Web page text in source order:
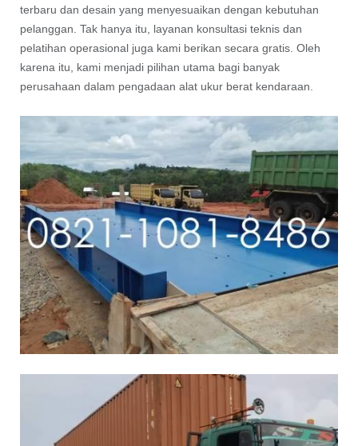
terbaru dan desain yang menyesuaikan dengan kebutuhan
pelanggan. Tak hanya itu, layanan konsultasi teknis dan
pelatihan operasional juga kami berikan secara gratis. Oleh
karena itu, kami menjadi pilihan utama bagi banyak
perusahaan dalam pengadaan alat ukur berat kendaraan.